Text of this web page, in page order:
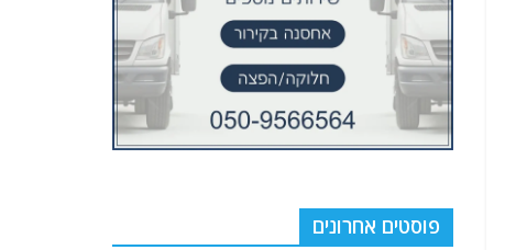
פוסטים אחרונים